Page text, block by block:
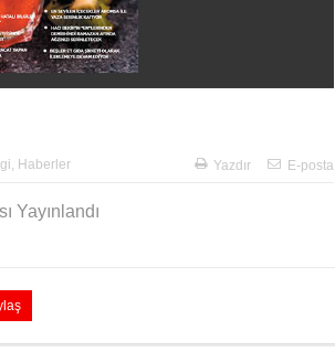
, Haberler Yazdır E-posta
Yayınlandı